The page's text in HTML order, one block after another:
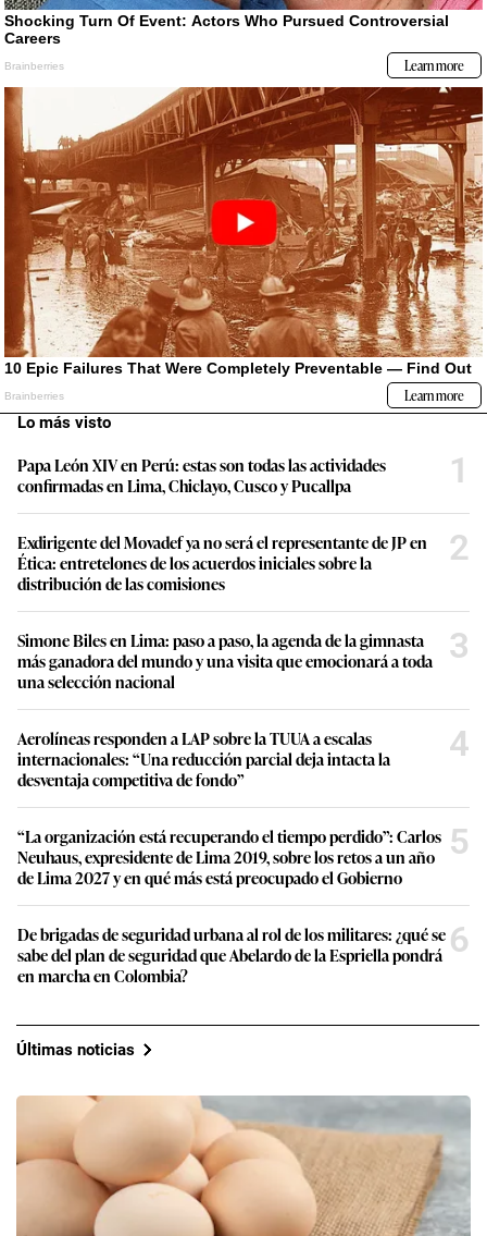
Lo más visto
Papa León XIV en Perú: estas son todas las actividades
confirmadas en Lima, Chiclayo, Cusco y Pucallpa
1
Exdirigente del Movadef ya no será el representante de JP en
Ética: entretelones de los acuerdos iniciales sobre la
distribución de las comisiones
2
Simone Biles en Lima: paso a paso, la agenda de la gimnasta
más ganadora del mundo y una visita que emocionará a toda
una selección nacional
3
Aerolíneas responden a LAP sobre la TUUA a escalas
internacionales: “Una reducción parcial deja intacta la
desventaja competitiva de fondo”
4
“La organización está recuperando el tiempo perdido”: Carlos
Neuhaus, expresidente de Lima 2019, sobre los retos a un año
de Lima 2027 y en qué más está preocupado el Gobierno
5
De brigadas de seguridad urbana al rol de los militares: ¿qué se
sabe del plan de seguridad que Abelardo de la Espriella pondrá
en marcha en Colombia?
6
Últimas noticias